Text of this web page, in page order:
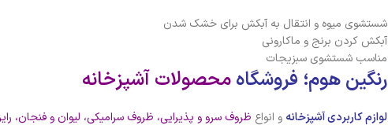
شستشوی میوه و انتقال به آبکش برای خشک شدن
آبکش کردن برنج و ماکارونی
مناسب شستشوی سبزیجات
رنگین هوم؛ فروشگاهمحصولات آشپزخانه
لوازم کاربردی آشپزخانه و انواع ظروف سرو و پذیرایی، ظروف سرامیکی، لیوان و فنجان،